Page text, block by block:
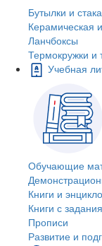
Бутылки и
Керамическая
Ланчбоксы
Термокружки и
Учебная
Обучающие
Книги и
Книги с
Прописи
Развитие и